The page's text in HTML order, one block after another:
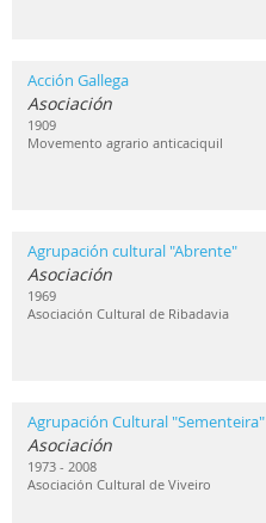
Acción Gallega
Asociación
1909
Movemento agrario anticaciquil
Agrupación cultural "Abrente"
Asociación
1969
Asociación Cultural de Ribadavia
Agrupación Cultural "Sementeira"
Asociación
1973 - 2008
Asociación Cultural de Viveiro